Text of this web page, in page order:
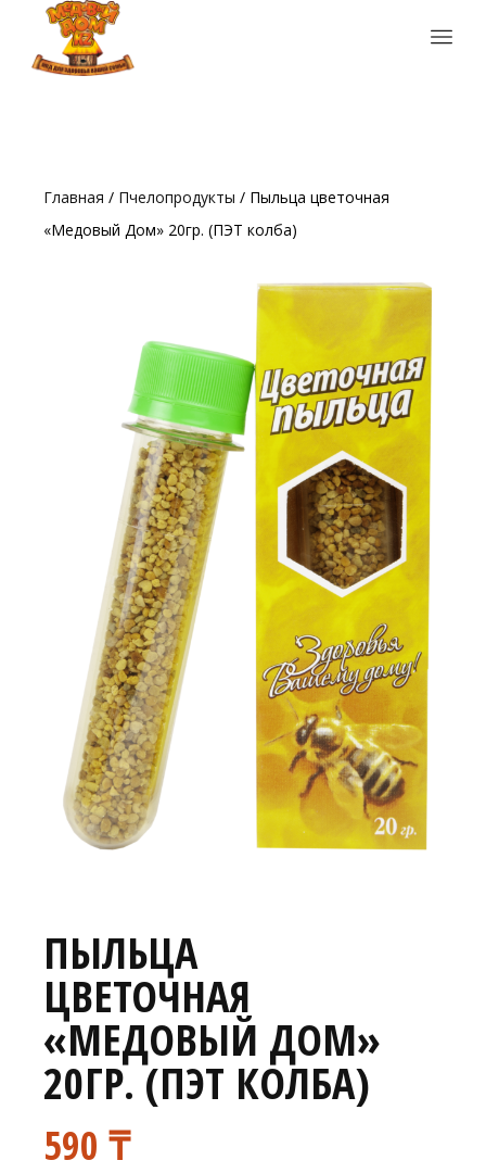
Главная / Пчелопродукты / Пыльца цветочная
«Медовый Дом» 20гр. (ПЭТ колба)
ПЫЛЬЦА
ЦВЕТОЧНАЯ
«МЕДОВЫЙ ДОМ»
20ГР. (ПЭТ КОЛБА)
590₸